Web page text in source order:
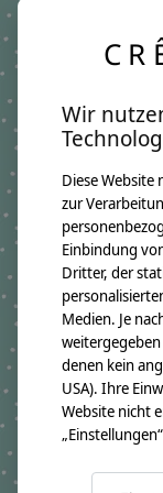
Jedes
angefertigt.
kommen.
Produktangaben:
Namenskissen
GTIN:
Kissenmaße:
Breite ca. 46cm
Höhe ca. 30cm
Material:
100%
Immer dabei ist
Füllung:
100
Pflegehinweis:
Waschbar bei
Die angehängten
Wir
Diese
zur
Einbindung
Dritter, der
Medien. Je
denen kein
USA). Ihre
Website nicht